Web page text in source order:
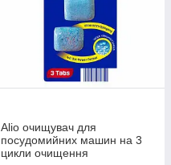
Alio очищувач для
посудомийних машин на 3
цикли очищення